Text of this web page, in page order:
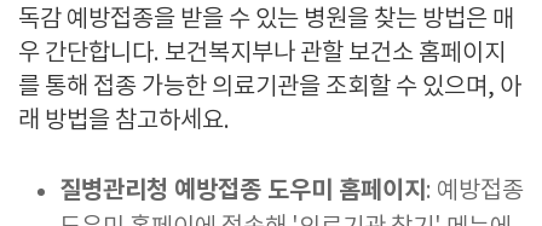
독감 예방접종을 받을 수 있는 병원을 찾는 방법은 매
우 간단합니다. 보건복지부나 관할 보건소 홈페이지
를 통해 접종 가능한 의료기관을 조회할 수 있으며, 아
래 방법을 참고하세요.
질병관리청 예방접종 도우미 홈페이지 : 예방접종